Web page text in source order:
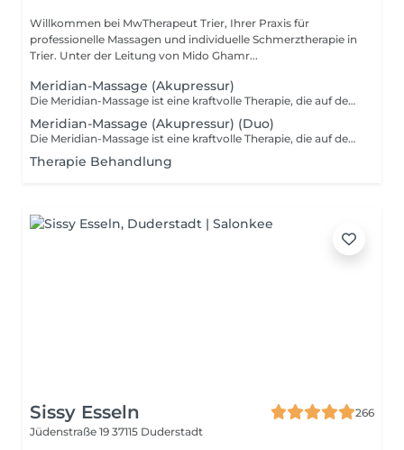
Willkommen bei MwTherapeut Trier, Ihrer Praxis für
professionelle Massagen und individuelle Schmerztherapie in
Trier. Unter der Leitung von Mido Ghamr...
Meridian-Massage (Akupressur)
Die Meridian-Massage ist eine kraftvolle Therapie, die auf den alten Lehren der traditionellen chinesischen Medizin basiert. Sie zielt darauf ab, Blockaden in den Energiekanälen (Meridianen) des Körpers zu lösen und den natürlichen Fluss von Qi (Lebensenergie) zu fördern. Durch gezielte Drucktechniken entlang der Meridiane wird das körperliche und geistige Gleichgewicht wiederhergestellt, was zu einer Vielzahl von positiven Effekten führen kann. Diese Massageform kann besonders bei folgenden Beschwerden helfen: Migräne und Kopfschmerzen Rückenschmerzen und Muskelverspannungen Schlafstörungen und wenig Energie Stress, Ängstlichkeit und innere Unruhe Konzentrationsschwäche und geistige Erschöpfung Probleme mit der Verdauung, wie Magenbeschwerden oder Sodbrennen Durch die Wiederherstellung des Energieflusses im Körper trägt die Meridian-Massage zur Steigerung von Vitalität und Wohlbefinden bei. Sie hilft dabei, Körper und Geist ins Gleichgewicht zu bringen und fördert eine tiefgehende Entspannung. Erlebe, wie die Meridian- Massage dir zu mehr Leichtigkeit und innerer Balance verhilft!
Meridian-Massage (Akupressur) (Duo)
Die Meridian-Massage ist eine kraftvolle Therapie, die auf den alten Lehren der traditionellen chinesischen Medizin basiert. Sie zielt darauf ab, Blockaden in den Energiekanälen (Meridianen) des Körpers zu lösen und den natürlichen Fluss von Qi (Lebensenergie) zu fördern. Durch gezielte Drucktechniken entlang der Meridiane wird das körperliche und geistige Gleichgewicht wiederhergestellt, was zu einer Vielzahl von positiven Effekten führen kann. Diese Massageform kann besonders bei folgenden Beschwerden helfen: Migräne und Kopfschmerzen Rückenschmerzen und Muskelverspannungen Schlafstörungen und wenig Energie Stress, Ängstlichkeit und innere Unruhe Konzentrationsschwäche und geistige Erschöpfung Probleme mit der Verdauung, wie Magenbeschwerden oder Sodbrennen Durch die Wiederherstellung des Energieflusses im Körper trägt die Meridian-Massage zur Steigerung von Vitalität und Wohlbefinden bei. Sie hilft dabei, Körper und Geist ins Gleichgewicht zu bringen und fördert eine tiefgehende Entspannung. Erlebe, wie die Meridian- Massage dir zu mehr Leichtigkeit und innerer Balance verhilft!
Therapie Behandlung
Sissy Esseln
266
Jüdenstraße 19 37115 Duderstadt